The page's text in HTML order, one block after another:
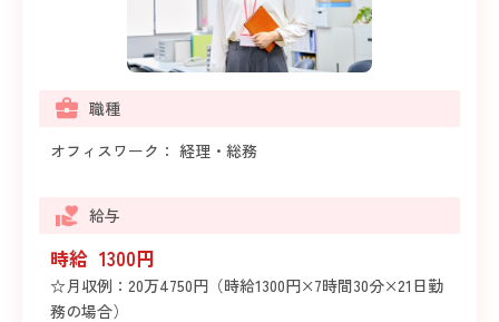
職種
オフィスワーク： 経理・総務
給与
時給 1300円
☆月収例：20万4750円（時給1300円×7時間30分×21日勤
務の場合）